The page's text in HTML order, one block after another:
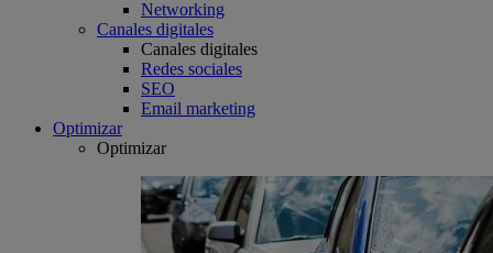
Networking
Canales digitales
Canales digitales
Redes sociales
SEO
Email marketing
Optimizar
Optimizar